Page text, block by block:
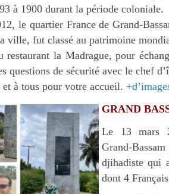
à 1900 durant la période coloniale.
le quartier France de Grand-
ville, fut classé au patrimoine
restaurant la Madrague, pour
questions de sécurité avec le chef
à tous pour votre accueil.
GRAND
Le 13 mars
Grand-
djihadiste qui
dont 4